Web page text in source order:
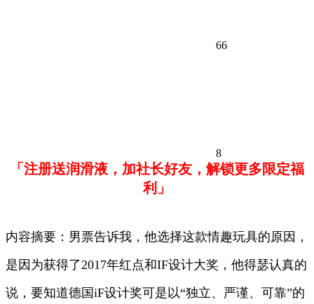
66
8
「注册送润滑液，加社长好友，解锁更多限定福
利」
内容摘要：男票告诉我，他选择这款情趣玩具的原因，
是因为获得了2017年红点和IF设计大奖，他得瑟认真的
说，要知道德国iF设计奖可是以“独立、严谨、可靠”的